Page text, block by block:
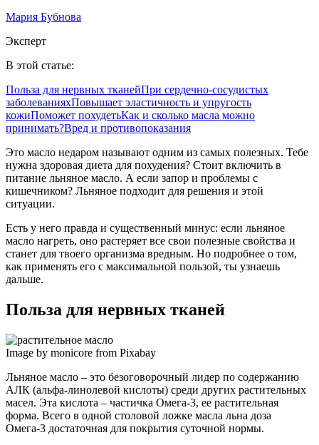
Мария Бубнова
Эксперт
В этой статье:
Польза для нервных тканейПри сердечно-сосудистых
заболеванияхПовышает эластичность и упругость
кожиПоможет похудетьКак и сколько масла можно
принимать?Вред и противопоказания
Это масло недаром называют одним из самых полезных. Тебе
нужна здоровая диета для похудения? Стоит включить в
питание льняное масло. А если запор и проблемы с
кишечником? Льняное подходит для решения и этой
ситуации.
Есть у него правда и существенный минус: если льняное
масло нагреть, оно растеряет все свои полезные свойства и
станет для твоего организма вредным. Но подробнее о том,
как применять его с максимальной пользой, ты узнаешь
дальше.
Польза для нервных тканей
Image by monicore from Pixabay
Льняное масло – это безоговорочный лидер по содержанию
АЛК (альфа-линолевой кислоты) среди других растительных
масел. Эта кислота – частичка Омега-3, ее растительная
форма. Всего в одной столовой ложке масла льна доза
Омега-3 достаточная для покрытия суточной нормы.